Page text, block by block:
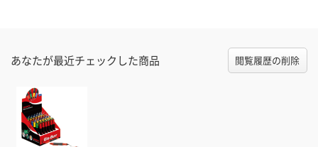
あなたが最近チェックした商品 閲覧履歴の削除